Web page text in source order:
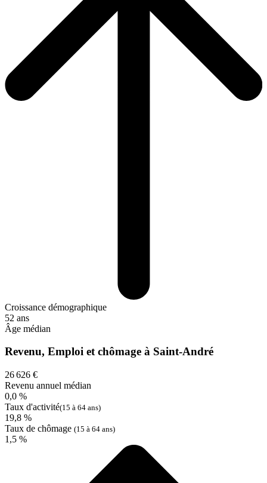
Croissance démographique
52 ans
Âge médian
Revenu, Emploi et chômage à Saint-André
26 626 €
Revenu annuel médian
0,0 %
Taux d'activité(15 à 64 ans)
19,8 %
Taux de chômage (15 à 64 ans)
1,5 %